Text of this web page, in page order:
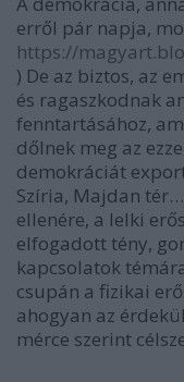
erről pár napja,
https://
) De az biztos, az
és ragaszkodnak
fenntartásához,
dőlnek meg az
demokráciát
Szíria, Majdan
ellenére, a lelki
elfogadott tény,
kapcsolatok
csupán a fizikai
ahogyan az
mérce szerint